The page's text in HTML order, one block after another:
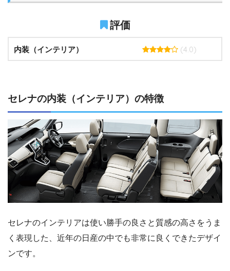
評価
内装（インテリア） (4.0)
セレナの内装（インテリア）の特徴
セレナのインテリアは使い勝手の良さと質感の高さをうま
く表現した、近年の日産の中でも非常に良くできたデザイ
ンです。